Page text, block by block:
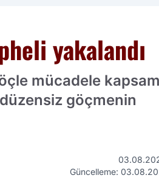
yakalandı
mücadele
göçmenin
Güncelleme: